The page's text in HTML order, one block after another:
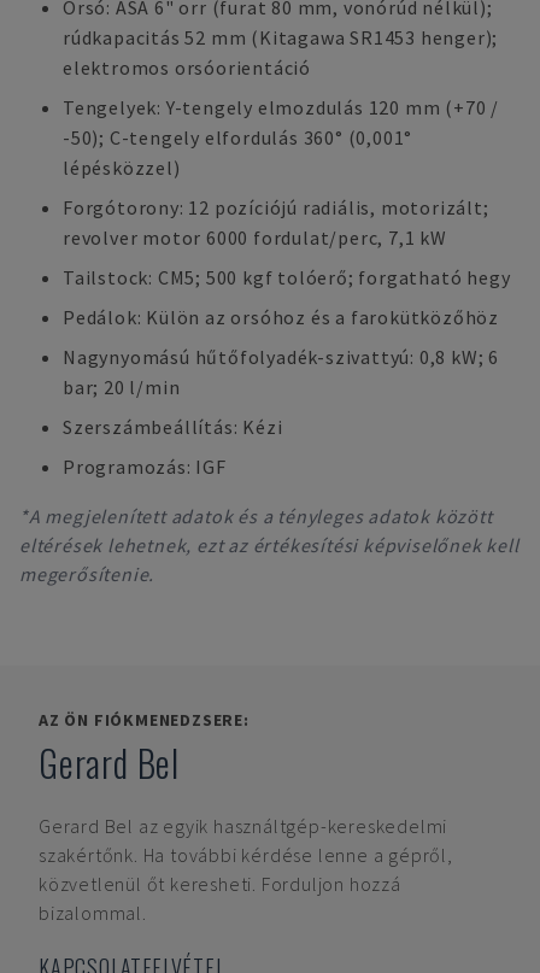
Orsó: ASA 6" orr (furat 80 mm, vonórúd nélkül);
rúdkapacitás 52 mm (Kitagawa SR1453 henger);
elektromos orsóorientáció
Tengelyek: Y-tengely elmozdulás 120 mm (+70 /
-50); C-tengely elfordulás 360° (0,001°
lépésközzel)
Forgótorony: 12 pozíciójú radiális, motorizált;
revolver motor 6000 fordulat/perc, 7,1 kW
Tailstock: CM5; 500 kgf tolóerő; forgatható hegy
Pedálok: Külön az orsóhoz és a farokütközőhöz
Nagynyomású hűtőfolyadék-szivattyú: 0,8 kW; 6
bar; 20 l/min
Szerszámbeállítás: Kézi
Programozás: IGF
*A megjelenített adatok és a tényleges adatok között
eltérések lehetnek, ezt az értékesítési képviselőnek kell
megerősítenie.
AZ ÖN FIÓKMENEDZSERE:
Gerard Bel
Gerard Bel az egyik használtgép-kereskedelmi
szakértőnk. Ha további kérdése lenne a gépről,
közvetlenül őt keresheti. Forduljon hozzá
bizalommal.